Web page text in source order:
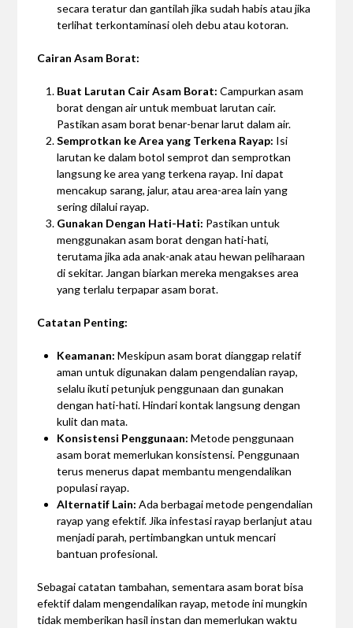
secara teratur dan gantilah jika sudah habis atau jika
terlihat terkontaminasi oleh debu atau kotoran.
Cairan Asam Borat:
Buat Larutan Cair Asam Borat: Campurkan asam
borat dengan air untuk membuat larutan cair.
Pastikan asam borat benar-benar larut dalam air.
Semprotkan ke Area yang Terkena Rayap: Isi
larutan ke dalam botol semprot dan semprotkan
langsung ke area yang terkena rayap. Ini dapat
mencakup sarang, jalur, atau area-area lain yang
sering dilalui rayap.
Gunakan Dengan Hati-Hati: Pastikan untuk
menggunakan asam borat dengan hati-hati,
terutama jika ada anak-anak atau hewan peliharaan
di sekitar. Jangan biarkan mereka mengakses area
yang terlalu terpapar asam borat.
Catatan Penting:
Keamanan: Meskipun asam borat dianggap relatif
aman untuk digunakan dalam pengendalian rayap,
selalu ikuti petunjuk penggunaan dan gunakan
dengan hati-hati. Hindari kontak langsung dengan
kulit dan mata.
Konsistensi Penggunaan: Metode penggunaan
asam borat memerlukan konsistensi. Penggunaan
terus menerus dapat membantu mengendalikan
populasi rayap.
Alternatif Lain: Ada berbagai metode pengendalian
rayap yang efektif. Jika infestasi rayap berlanjut atau
menjadi parah, pertimbangkan untuk mencari
bantuan profesional.
Sebagai catatan tambahan, sementara asam borat bisa
efektif dalam mengendalikan rayap, metode ini mungkin
tidak memberikan hasil instan dan memerlukan waktu